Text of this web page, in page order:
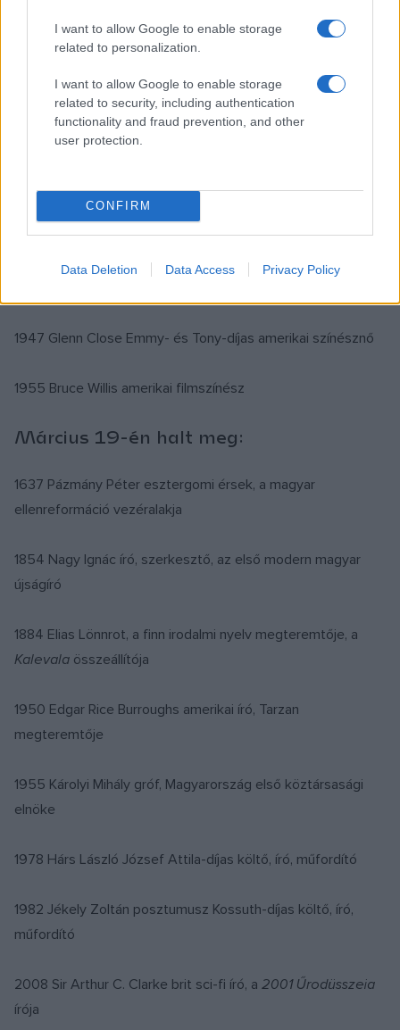
I want to allow Google to enable storage
related to personalization.
I want to allow Google to enable storage
related to security, including authentication
functionality and fraud prevention, and other
user protection.
CONFIRM
Data Deletion Data Access Privacy Policy
Szécsi Pál 1968-ban. Fotó: Szalay Zoltán / Fortepan
1947 Glenn Close Emmy- és Tony-díjas amerikai színésznő
1955 Bruce Willis amerikai filmszínész
Március 19-én halt meg:
1637 Pázmány Péter esztergomi érsek, a magyar
ellenreformáció vezéralakja
1854 Nagy Ignác író, szerkesztő, az első modern magyar
újságíró
1884 Elias Lönnrot, a finn irodalmi nyelv megteremtője, a
Kalevala összeállítója
1950 Edgar Rice Burroughs amerikai író, Tarzan
megteremtője
1955 Károlyi Mihály gróf, Magyarország első köztársasági
elnöke
1978 Hárs László József Attila-díjas költő, író, műfordító
1982 Jékely Zoltán posztumusz Kossuth-díjas költő, író,
műfordító
2008 Sir Arthur C. Clarke brit sci-fi író, a 2001 Űrodüsszeia
írója